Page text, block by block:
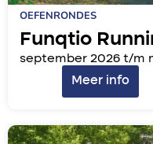
OEFENRONDES
Funqtio
september 2026 t/m
Meer info